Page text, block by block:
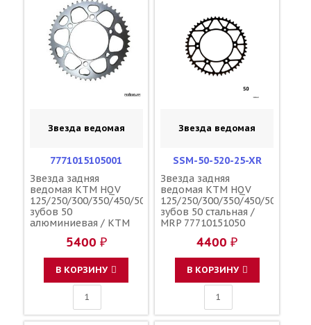
Звезда ведомая
7771015105001
Звезда задняя
ведомая KTM HQV
125/250/300/350/450/500
зубов 50
алюминиевая / KTM
5400 ₽
В КОРЗИНУ
Звезда ведомая
SSM-50-520-25-XR
Звезда задняя
ведомая KTM HQV
125/250/300/350/450/500
зубов 50 стальная /
MRP 77710151050
4400 ₽
В КОРЗИНУ